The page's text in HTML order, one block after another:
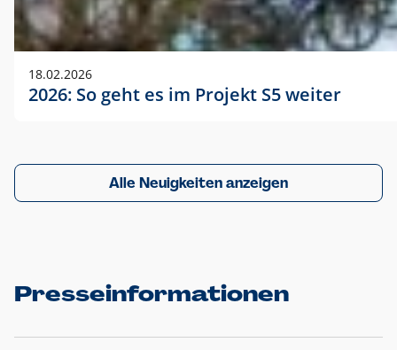
18.02.2026
2026: So geht es im Projekt S5 weiter
Alle Neuigkeiten anzeigen
Presseinformationen